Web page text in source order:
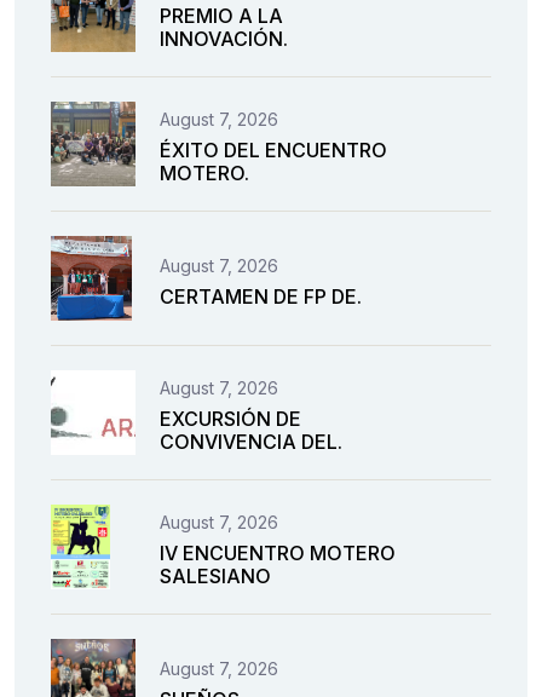
PREMIO A LA
INNOVACIÓN.
August 7, 2026
ÉXITO DEL ENCUENTRO
MOTERO.
August 7, 2026
CERTAMEN DE FP DE.
August 7, 2026
EXCURSIÓN DE
CONVIVENCIA DEL.
August 7, 2026
IV ENCUENTRO MOTERO
SALESIANO
August 7, 2026